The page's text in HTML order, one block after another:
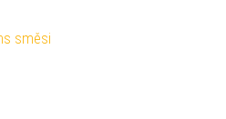
směsi